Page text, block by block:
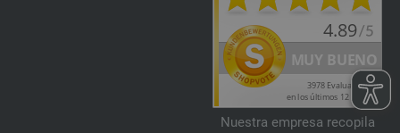
Nuestra empresa recopila